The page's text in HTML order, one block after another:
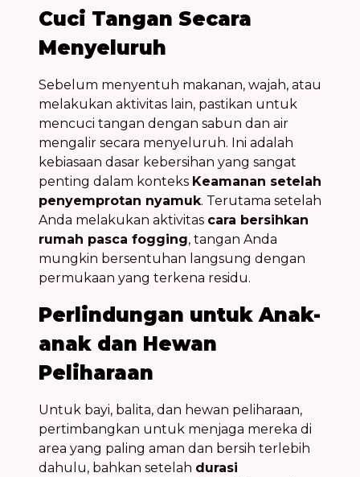
Cuci Tangan Secara
Menyeluruh
Sebelum menyentuh makanan, wajah, atau
melakukan aktivitas lain, pastikan untuk
mencuci tangan dengan sabun dan air
mengalir secara menyeluruh. Ini adalah
kebiasaan dasar kebersihan yang sangat
penting dalam konteks Keamanan setelah
penyemprotan nyamuk. Terutama setelah
Anda melakukan aktivitas cara bersihkan
rumah pasca fogging, tangan Anda
mungkin bersentuhan langsung dengan
permukaan yang terkena residu.
Perlindungan untuk Anak-
anak dan Hewan
Peliharaan
Untuk bayi, balita, dan hewan peliharaan,
pertimbangkan untuk menjaga mereka di
area yang paling aman dan bersih terlebih
dahulu, bahkan setelah durasi